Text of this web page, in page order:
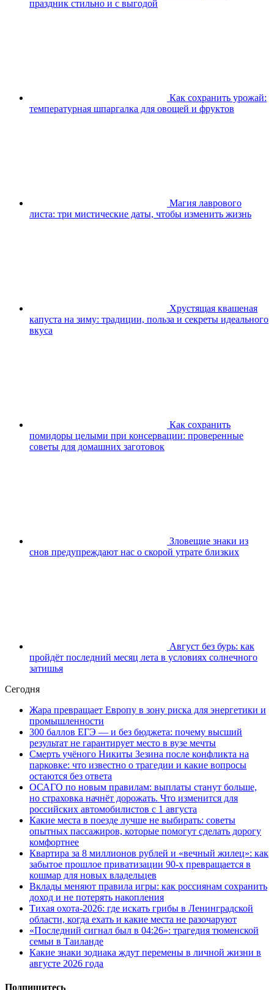
праздник стильно и с выгодой
Как сохранить урожай:
температурная шпаргалка для овощей и фруктов
Магия лаврового
листа: три мистические даты, чтобы изменить жизнь
Хрустящая квашеная
капуста на зиму: традиции, польза и секреты идеального
вкуса
Как сохранить
помидоры целыми при консервации: проверенные
советы для домашних заготовок
Зловещие знаки из
снов предупреждают нас о скорой утрате близких
Август без бурь: как
пройдёт последний месяц лета в условиях солнечного
затишья
Сегодня
Жара превращает Европу в зону риска для энергетики и
промышленности
300 баллов ЕГЭ — и без бюджета: почему высший
результат не гарантирует место в вузе мечты
Смерть учёного Никиты Зезина после конфликта на
парковке: что известно о трагедии и какие вопросы
остаются без ответа
ОСАГО по новым правилам: выплаты станут больше,
но страховка начнёт дорожать. Что изменится для
российских автомобилистов с 1 августа
Какие места в поезде лучше не выбирать: советы
опытных пассажиров, которые помогут сделать дорогу
комфортнее
Квартира за 8 миллионов рублей и «вечный жилец»: как
забытое прошлое приватизации 90-х превращается в
кошмар для новых владельцев
Вклады меняют правила игры: как россиянам сохранить
доход и не потерять накопления
Тихая охота-2026: где искать грибы в Ленинградской
области, когда ехать и какие места не разочаруют
«Последний сигнал был в 04:26»: трагедия тюменской
семьи в Таиланде
Какие знаки зодиака ждут перемены в личной жизни в
августе 2026 года
Подпишитесь